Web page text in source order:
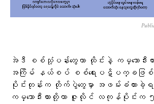
အဲဒီ စစ်သုံ့ပန်းတွေဟာ ထိုင်းနဲ့ ကမ္ဘောဒီ
အကြိမ် နယ်စပ် စစ်ရေးပဋိပက္ခဖ
ပိုင်းတုန်းက တိုက်ပွဲတွေမှာ အဖမ်းခံထားခဲ့
ကမ္ဘောဒီးယားတို့ဟာ ဇူလိုင် လကုန်ပိုင်းက